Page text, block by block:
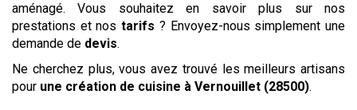
aménagé. Vous souhaitez en savoir plus sur nos
prestations et nostarifs ? Envoyez-nous simplement une
demande de devis.
Ne cherchez plus, vous avez trouvé les meilleurs artisans
pour une création de cuisine à Vernouillet (28500).